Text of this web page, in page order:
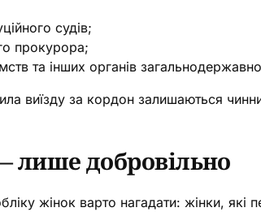
судів;
прокурора;
та інших органів
виїзду за кордон залишаються
лише добровільно
жінок варто нагадати: жінки,